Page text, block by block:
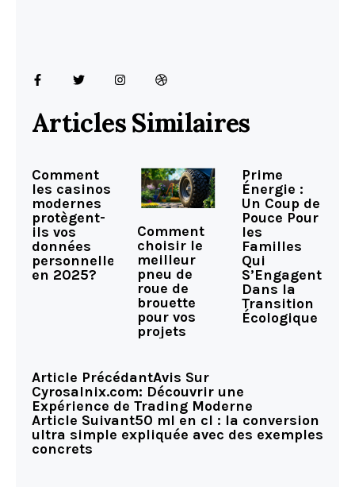
Articles Similaires
Comment
les casinos
modernes
protègent-
ils vos
données
personnelles
en 2025?
Comment
choisir le
meilleur
pneu de
roue de
brouette
pour vos
projets
Prime
Énergie :
Un Coup de
Pouce Pour
les
Familles
Qui
S’Engagent
Dans la
Transition
Écologique
Article PrécédantAvis Sur
Cyrosalnix.com: Découvrir une
Expérience de Trading Moderne
Article Suivant50 ml en cl : la conversion
ultra simple expliquée avec des exemples
concrets